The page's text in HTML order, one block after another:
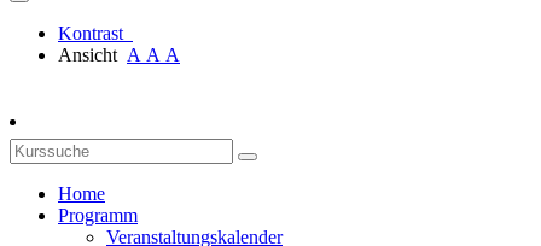
Kontrast
Ansicht A A A
Home
Programm
Veranstaltungskalender